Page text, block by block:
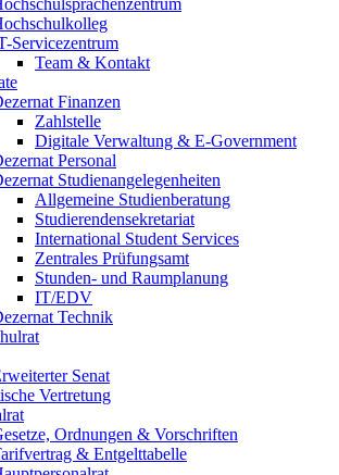
Servicezentrum
Team & Kontakt
Finanzen
Zahlstelle
Digitale Verwaltung & E-Government
Personal
Studienangelegenheiten
Allgemeine Studienberatung
Studierendensekretariat
International Student Services
Zentrales Prüfungsamt
Stunden- und Raumplanung
IT/EDV
Technik
Senat
Vertretung
Ordnungen & Vorschriften
& Entgelttabelle